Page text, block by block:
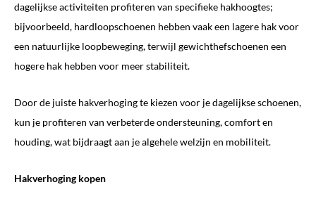
dagelijkse activiteiten profiteren van specifieke hakhoogtes;
bijvoorbeeld, hardloopschoenen hebben vaak een lagere hak voor
een natuurlijke loopbeweging, terwijl gewichthefschoenen een
hogere hak hebben voor meer stabiliteit.
Door de juiste hakverhoging te kiezen voor je dagelijkse schoenen,
kun je profiteren van verbeterde ondersteuning, comfort en
houding, wat bijdraagt aan je algehele welzijn en mobiliteit.
Hakverhoging kopen